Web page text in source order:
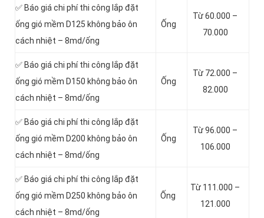
✅ Báo giá chi phí thi công lắp đặt
ống gió mềm D125 không bảo ôn
cách nhiệt – 8md/ống
Ống
Từ 60.000 –
70.000
✅ Báo giá chi phí thi công lắp đặt
ống gió mềm D150 không bảo ôn
cách nhiệt – 8md/ống
Ống
Từ 72.000 –
82.000
✅ Báo giá chi phí thi công lắp đặt
ống gió mềm D200 không bảo ôn
cách nhiệt – 8md/ống
Ống
Từ 96.000 –
106.000
✅ Báo giá chi phí thi công lắp đặt
ống gió mềm D250 không bảo ôn
cách nhiệt – 8md/ống
Ống
Từ 111.000 –
121.000